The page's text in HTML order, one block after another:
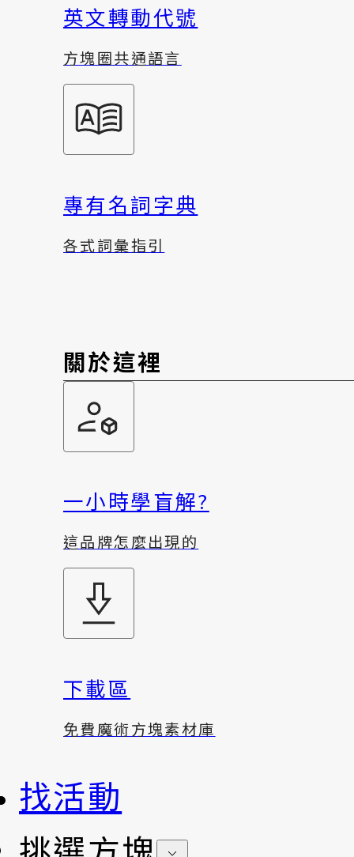
英文轉動代號
方塊圈共通語言
專有名詞字典
各式詞彙指引
關於這裡
一小時學盲解?
這品牌怎麼出現的
下載區
免費魔術方塊素材庫
找活動